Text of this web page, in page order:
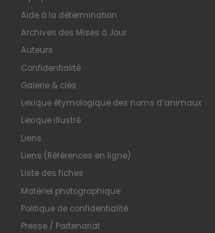
Aide à la détermination
Archives des Mises à Jour
Auteurs
Confidentialité
Galerie & clés
Lexique étymologique des noms d’animaux
Lexique illustré
Liens
Liens (Références en ligne)
Liste des fiches
Matériel photographique
Politique de confidentialité
Presse / Partenariat